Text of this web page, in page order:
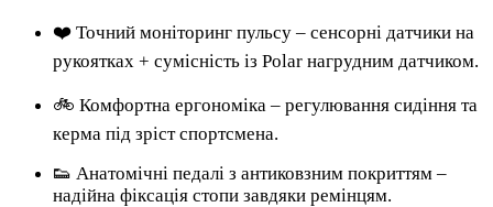
❤️ Точний моніторинг пульсу – сенсорні датчики на
рукоятках + сумісність із Polar нагрудним датчиком.
🚲 Комфортна ергономіка – регулювання сидіння та
керма під зріст спортсмена.
👟 Анатомічні педалі з антиковзним покриттям –
надійна фіксація стопи завдяки ремінцям.